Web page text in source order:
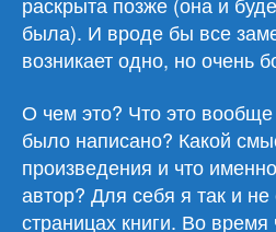
была). И вроде бы все
возникает одно, но очень
О чем это? Что это вообще
было написано? Какой
произведения и что
автор? Для себя я так и не
страницах книги. Во время